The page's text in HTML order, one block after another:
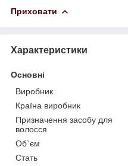
Приховати
Характеристики
Основні
Виробник
Країна виробник
Призначення засобу для
волосся
Об`єм
Стать